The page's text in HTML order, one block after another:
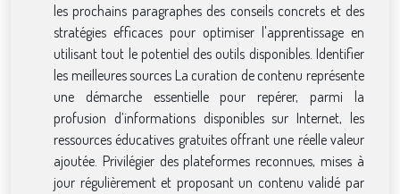
les prochains paragraphes des conseils concrets et des
stratégies efficaces pour optimiser l'apprentissage en
utilisant tout le potentiel des outils disponibles. Identifier
les meilleures sources La curation de contenu représente
une démarche essentielle pour repérer, parmi la
profusion d’informations disponibles sur Internet, les
ressources éducatives gratuites offrant une réelle valeur
ajoutée. Privilégier des plateformes reconnues, mises à
jour régulièrement et proposant un contenu validé par